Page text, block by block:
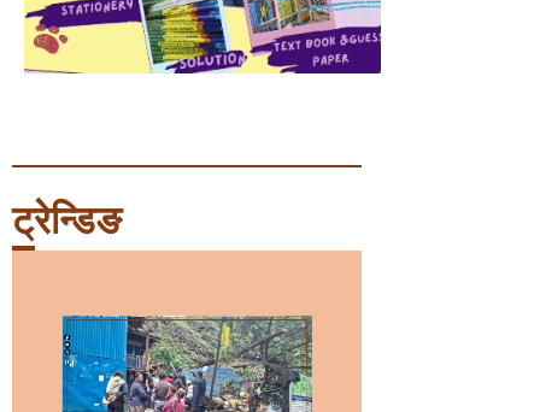
ट्रेन्डिङ